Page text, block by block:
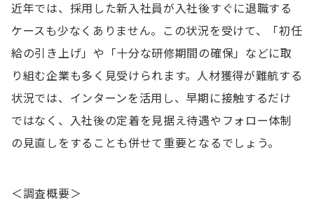
近年では、採用した新入社員が入社後すぐに退職する
ケースも少なくありません。この状況を受けて、「初任
給の引き上げ」や「十分な研修期間の確保」などに取
り組む企業も多く見受けられます。人材獲得が難航する
状況では、インターンを活用し、早期に接触するだけ
ではなく、入社後の定着を見据え待遇やフォロー体制
の見直しをすることも併せて重要となるでしょう。
＜調査概要＞